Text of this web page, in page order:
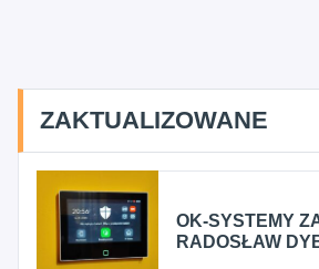
ZAKTUALIZOWANE
OK-SYSTEMY
RADOSŁAW